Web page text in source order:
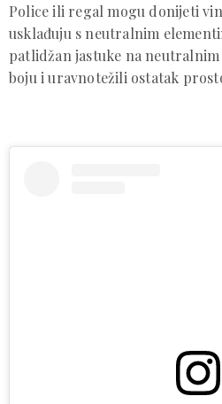
Police ili regal mogu donijeti
usklađuju s neutralnim
patlidžan jastuke na
boju i uravnotežili ostatak